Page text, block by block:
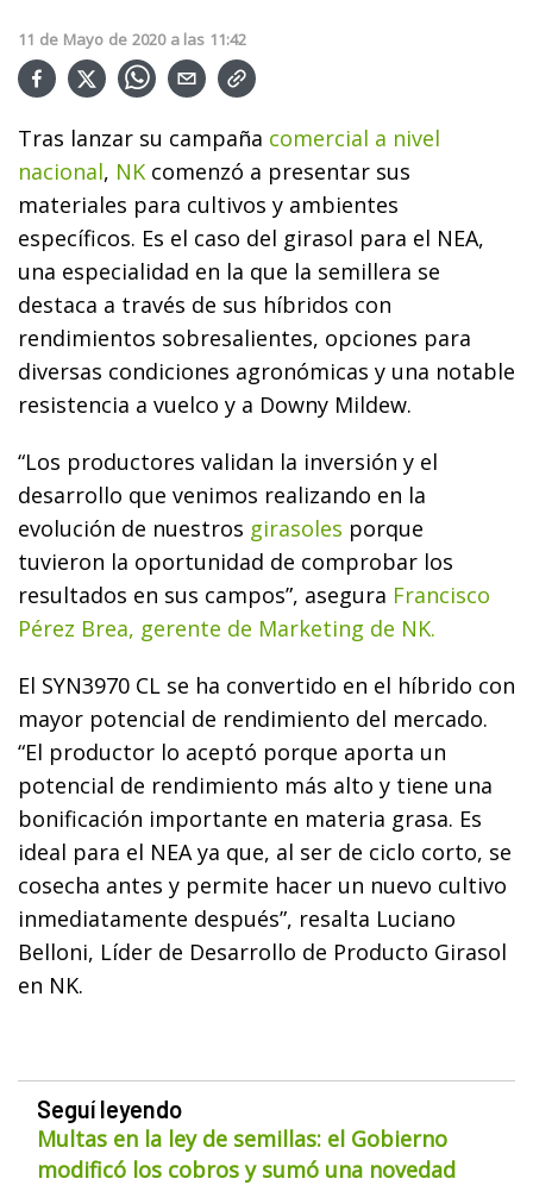
11 de Mayo de 2020 a las 11:42
Tras lanzar su campaña comercial a nivel
nacional, NK comenzó a presentar sus
materiales para cultivos y ambientes
específicos. Es el caso del girasol para el NEA,
una especialidad en la que la semillera se
destaca a través de sus híbridos con
rendimientos sobresalientes, opciones para
diversas condiciones agronómicas y una notable
resistencia a vuelco y a Downy Mildew.
“Los productores validan la inversión y el
desarrollo que venimos realizando en la
evolución de nuestros girasoles porque
tuvieron la oportunidad de comprobar los
resultados en sus campos”, asegura Francisco
Pérez Brea, gerente de Marketing de NK.
El SYN3970 CL se ha convertido en el híbrido con
mayor potencial de rendimiento del mercado.
“El productor lo aceptó porque aporta un
potencial de rendimiento más alto y tiene una
bonificación importante en materia grasa. Es
ideal para el NEA ya que, al ser de ciclo corto, se
cosecha antes y permite hacer un nuevo cultivo
inmediatamente después”, resalta Luciano
Belloni, Líder de Desarrollo de Producto Girasol
en NK.
Seguí leyendo
Multas en la ley de semillas: el Gobierno
modificó los cobros y sumó una novedad